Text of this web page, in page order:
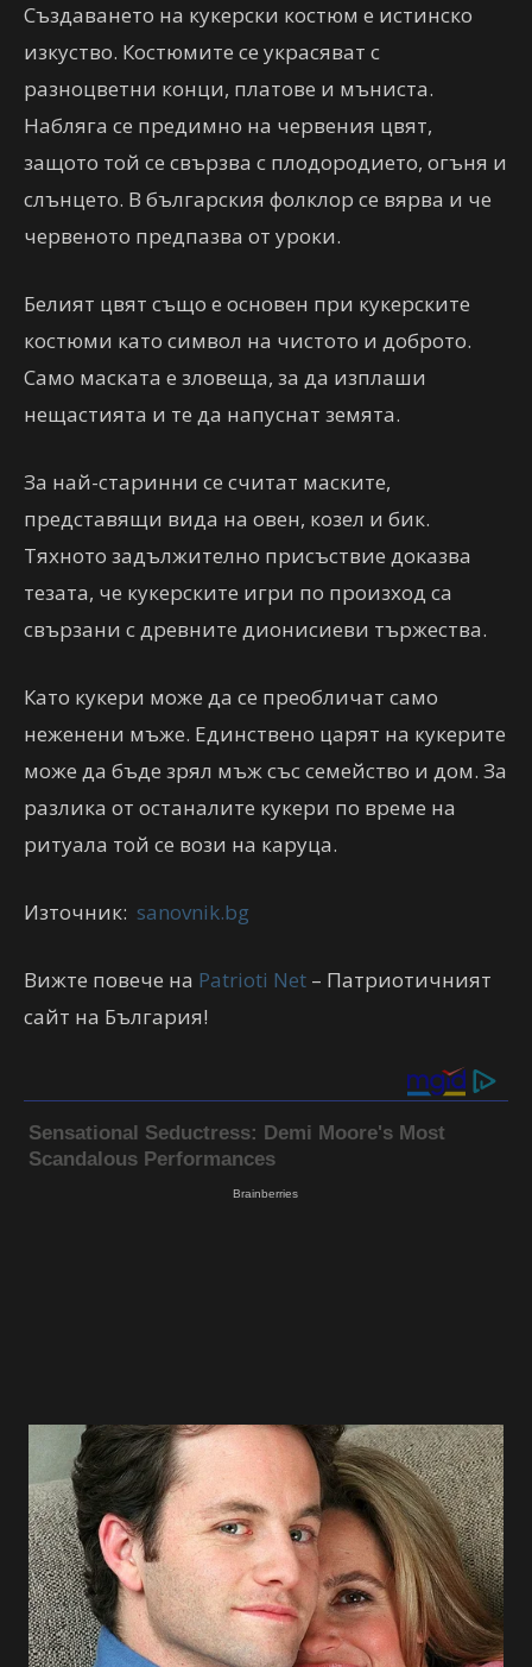
Създаването на кукерски костюм е истинско
изкуство. Костюмите се украсяват с
разноцветни конци, платове и мъниста.
Набляга се предимно на червения цвят,
защото той се свързва с плодородието, огъня и
слънцето. В българския фолклор се вярва и че
червеното предпазва от уроки.
Белият цвят също е основен при кукерските
костюми като символ на чистото и доброто.
Само маската е зловеща, за да изплаши
нещастията и те да напуснат земята.
За най-старинни се считат маските,
представящи вида на овен, козел и бик.
Тяхното задължително присъствие доказва
тезата, че кукерските игри по произход са
свързани с древните дионисиеви тържества.
Като кукери може да се преобличат само
неженени мъже. Единствено царят на кукерите
може да бъде зрял мъж със семейство и дом. За
разлика от останалите кукери по време на
ритуала той се вози на каруца.
Източник: sanovnik.bg
Вижте повече на Patrioti Net – Патриотичният
сайт на България!